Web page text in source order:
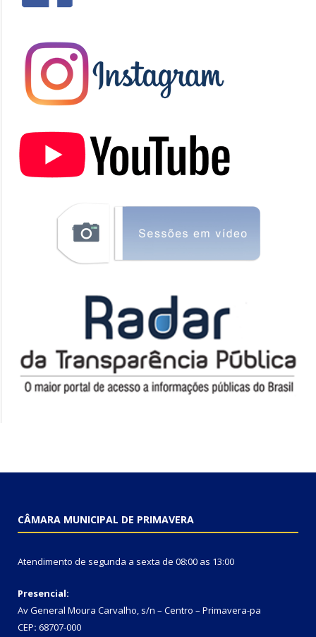
CÂMARA MUNICIPAL DE PRIMAVERA
Atendimento de segunda a sexta de 08:00 as 13:00
Presencial:
Av General Moura Carvalho, s/n – Centro – Primavera-pa
CEP: 68707-000